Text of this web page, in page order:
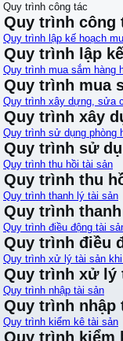
Quy trình công tác
Quy trình công
Quy trình lập kế hoạch
Quy trình lập
Quy trình mua sắm hàng
Quy trình mua
Quy trình xây dựng, sửa
Quy trình xây
Quy trình sử dụng phòng
Quy trình sử
Quy trình thu hồi tài sản
Quy trình thu
Quy trình thanh lý tài sản
Quy trình
Quy trình điều động tài
Quy trình điều
Quy trình xử lý tài sản
Quy trình xử lý
Quy trình nhập tài sản
Quy trình nhập
Quy trình kiểm kê tài sản
Quy trình kiểm